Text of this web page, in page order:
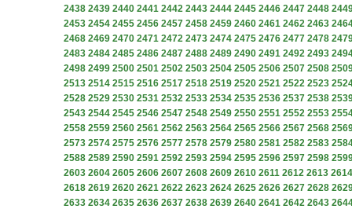
2438 2439 2440 2441 2442 2443 2444 2445 2446 2447 2448
2453 2454 2455 2456 2457 2458 2459 2460 2461 2462 2463
2468 2469 2470 2471 2472 2473 2474 2475 2476 2477 2478
2483 2484 2485 2486 2487 2488 2489 2490 2491 2492 2493
2498 2499 2500 2501 2502 2503 2504 2505 2506 2507 2508
2513 2514 2515 2516 2517 2518 2519 2520 2521 2522 2523
2528 2529 2530 2531 2532 2533 2534 2535 2536 2537 2538
2543 2544 2545 2546 2547 2548 2549 2550 2551 2552 2553
2558 2559 2560 2561 2562 2563 2564 2565 2566 2567 2568
2573 2574 2575 2576 2577 2578 2579 2580 2581 2582 2583
2588 2589 2590 2591 2592 2593 2594 2595 2596 2597 2598
2603 2604 2605 2606 2607 2608 2609 2610 2611 2612 2613 2614
2618 2619 2620 2621 2622 2623 2624 2625 2626 2627 2628
2633 2634 2635 2636 2637 2638 2639 2640 2641 2642 2643